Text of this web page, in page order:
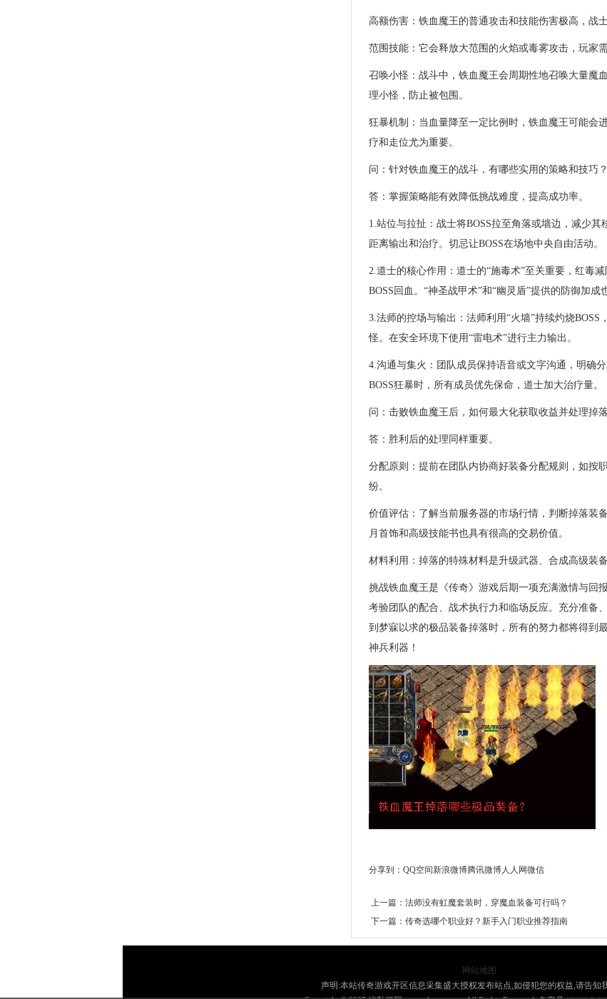
高额伤害：铁血魔王的普通攻击和技能伤害极高，战
范围技能：它会释放大范围的火焰或毒雾攻击，玩家
召唤小怪：战斗中，铁血魔王会周期性地召唤大量魔
理小怪，防止被包围。
狂暴机制：当血量降至一定比例时，铁血魔王可能会
疗和走位尤为重要。
问：针对铁血魔王的战斗，有哪些实用的策略和技巧？
答：掌握策略能有效降低挑战难度，提高成功率。
1.站位与拉扯：战士将BOSS拉至角落或墙边，减少
距离输出和治疗。切忌让BOSS在场地中央自由活动。
2.道士的核心作用：道士的“施毒术”至关重要，红毒
BOSS回血。“神圣战甲术”和“幽灵盾”提供的防御加成
3.法师的控场与输出：法师利用“火墙”持续灼烧BOSS
怪。在安全环境下使用“雷电术”进行主力输出。
4.沟通与集火：团队成员保持语音或文字沟通，明确
BOSS狂暴时，所有成员优先保命，道士加大治疗量。
问：击败铁血魔王后，如何最大化获取收益并处理掉
答：胜利后的处理同样重要。
分配原则：提前在团队内协商好装备分配规则，如按
纷。
价值评估：了解当前服务器的市场行情，判断掉落装
月首饰和高级技能书也具有很高的交易价值。
材料利用：掉落的特殊材料是升级武器、合成高级装
挑战铁血魔王是《传奇》游戏后期一项充满激情与回
考验团队的配合、战术执行力和临场反应。充分准备
到梦寐以求的极品装备掉落时，所有的努力都将得到
神兵利器！
分享到： QQ空间新浪微博腾讯微博人人网微信
上一篇： 法师没有虹魔套装时，穿魔血装备可行吗？
下一篇： 传奇选哪个职业好？新手入门职业推荐指南
网站地图
声明:本站传奇游戏开区信息采集盛大授权发布站点,如侵犯您的权益,请告知